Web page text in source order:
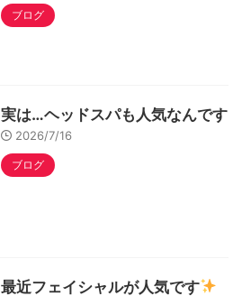
ブログ
実は…ヘッドスパも人気なんです
2026/7/16
ブログ
最近フェイシャルが人気です